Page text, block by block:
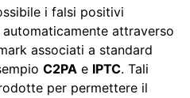
i falsi positivi
attraverso
associati a standard
C2PA e IPTC. Tali
per permettere il